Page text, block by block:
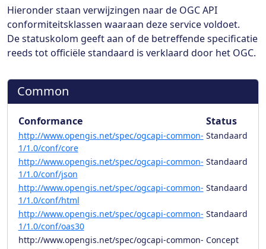
Hieronder staan verwijzingen naar de OGC API
conformiteitsklassen waaraan deze service voldoet.
De statuskolom geeft aan of de betreffende specificatie
reeds tot officiële standaard is verklaard door het OGC.
Common
Conformance Status
http://www.opengis.net/spec/ogcapi-common-
1/1.0/conf/core
Standaard
http://www.opengis.net/spec/ogcapi-common-
1/1.0/conf/json
Standaard
http://www.opengis.net/spec/ogcapi-common-
1/1.0/conf/html
Standaard
http://www.opengis.net/spec/ogcapi-common-
1/1.0/conf/oas30
Standaard
http://www.opengis.net/spec/ogcapi-common- Concept